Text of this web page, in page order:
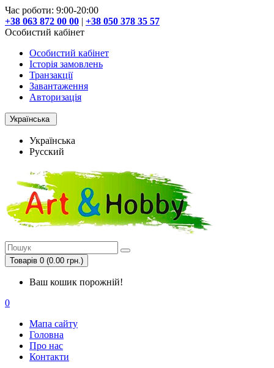
Час роботи: 9:00-20:00
+38 063 872 00 00 | +38 050 378 35 57
Особистий кабінет
Особистий кабінет
Історія замовлень
Транзакції
Завантаження
Авторизація
Українська
Українська
Русский
Товарів 0 (0.00 грн.)
Ваш кошик порожній!
0
Мапа сайту
Головна
Про нас
Контакти